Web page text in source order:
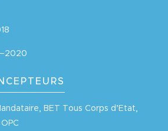
BET Tous Corps d’Etat,